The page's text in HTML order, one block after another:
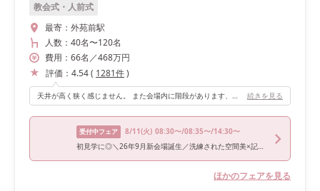
教会式・人前式
最寄： 外苑前駅
人数： 40名〜120名
費用： 66名 ／468万円
評価： 4.54( 1281件)
天井が高く狭く感じません。 また会場内に階段があります、階段を使った演出は自分たちもゲストの方も楽しんで頂けます。 続きを見る
受付中フェア 8/11(火) 08:30〜/08:35〜/14:30〜
初見学に◎＼26年9月新会場誕生／洗練された空間美×記憶に残る美食でおもてなし＊骨格診断＆お似合いドレス提案など上質花嫁ALL体験！黒毛和牛4万試食付
ほかのフェアを見る